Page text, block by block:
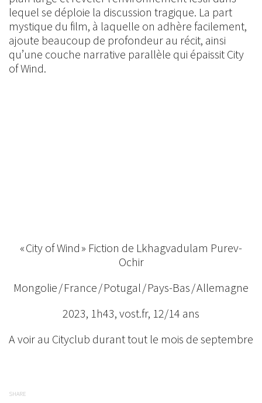
lequel se déploie la discussion tragique. La part
mystique du film, à laquelle on adhère facilement,
ajoute beaucoup de profondeur au récit, ainsi
qu’une couche narrative parallèle qui épaissit City
of Wind.
« City of Wind » Fiction de Lkhagvadulam Purev-
Ochir
Mongolie / France / Potugal / Pays-Bas / Allemagne
2023, 1h43, vost.fr, 12/14 ans
A voir au Cityclub durant tout le mois de septembre
SHARE